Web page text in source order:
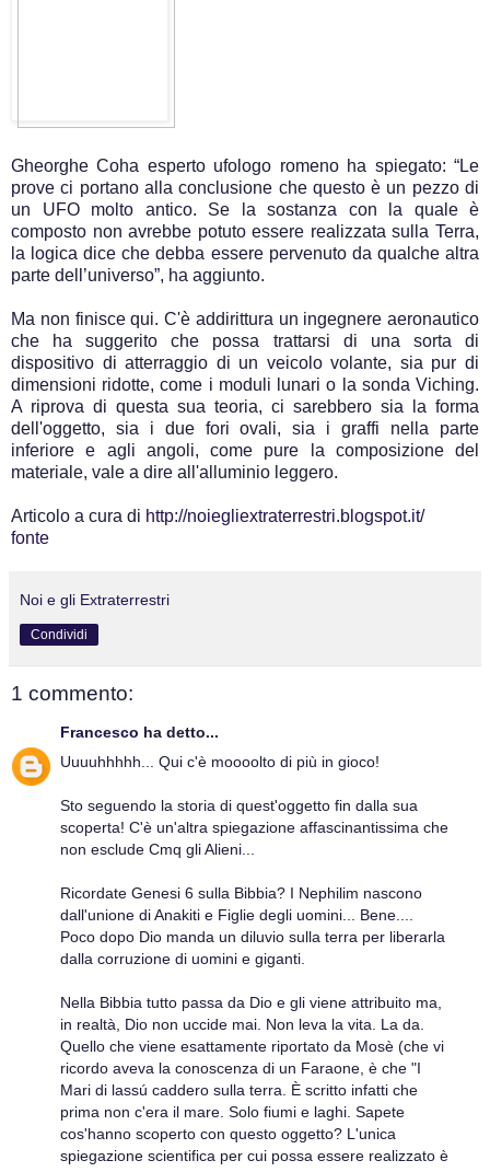
Gheorghe Coha esperto ufologo romeno ha spiegato: “Le
prove ci portano alla conclusione che questo è un pezzo di
un UFO molto antico. Se la sostanza con la quale è
composto non avrebbe potuto essere realizzata sulla Terra,
la logica dice che debba essere pervenuto da qualche altra
parte dell’universo”, ha aggiunto.
Ma non finisce qui. C'è addirittura un ingegnere aeronautico
che ha suggerito che possa trattarsi di una sorta di
dispositivo di atterraggio di un veicolo volante, sia pur di
dimensioni ridotte, come i moduli lunari o la sonda Viching.
A riprova di questa sua teoria, ci sarebbero sia la forma
dell'oggetto, sia i due fori ovali, sia i graffi nella parte
inferiore e agli angoli, come pure la composizione del
materiale, vale a dire all'alluminio leggero.
Articolo a cura di http://noiegliextraterrestri.blogspot.it/
fonte
Noi e gli Extraterrestri
Condividi
1 commento:
Francesco ha detto...
Uuuuhhhhh... Qui c'è moooolto di più in gioco!
Sto seguendo la storia di quest'oggetto fin dalla sua
scoperta! C'è un'altra spiegazione affascinantissima che
non esclude Cmq gli Alieni...
Ricordate Genesi 6 sulla Bibbia? I Nephilim nascono
dall'unione di Anakiti e Figlie degli uomini... Bene....
Poco dopo Dio manda un diluvio sulla terra per liberarla
dalla corruzione di uomini e giganti.
Nella Bibbia tutto passa da Dio e gli viene attribuito ma,
in realtà, Dio non uccide mai. Non leva la vita. La da.
Quello che viene esattamente riportato da Mosè (che vi
ricordo aveva la conoscenza di un Faraone, è che "I
Mari di lassú caddero sulla terra. È scritto infatti che
prima non c'era il mare. Solo fiumi e laghi. Sapete
cos'hanno scoperto con questo oggetto? L'unica
spiegazione scientifica per cui possa essere realizzato è